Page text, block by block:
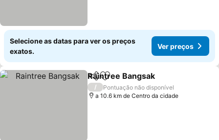
Selecione as datas para ver os preços
exatos.
Ver preços
PartilharAdicionar aos favoritos
Raintree Bangsak
/
Pontuação não disponível
a 10.6 km de Centro da cidade